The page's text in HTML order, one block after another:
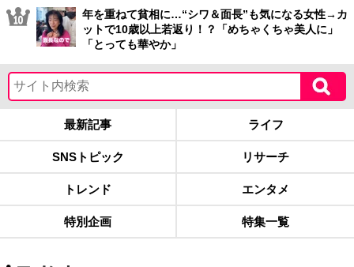
年を重ねて貧相に…“シワ＆面長”も気になる女性→カ
ットで10歳以上若返り！？「めちゃくちゃ美人に」
「とっても華やか」
最新記事 ライフ
SNSトピック リサーチ
トレンド エンタメ
特別企画 特集一覧